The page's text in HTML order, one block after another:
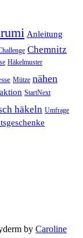
Anleitung
Chemnitz
Häkelmuster
Mütze nähen
StartNext
häkeln Umfrage
by Caroline